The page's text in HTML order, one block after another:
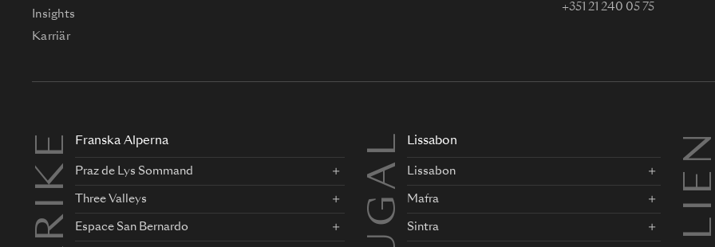
Insights
Karriär
+351 21 240 05 75
Franska Alperna
Praz de Lys Sommand
Three Valleys
Espace San Bernardo
Lissabon
Lissabon
Mafra
Sintra